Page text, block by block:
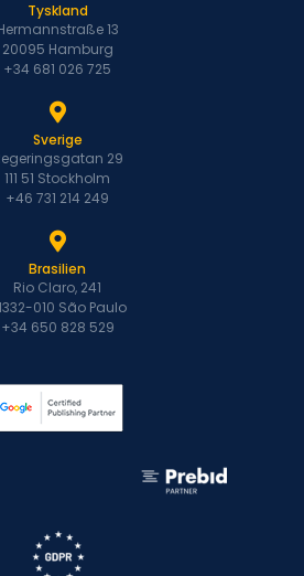
Tyskland
13
20095 Hamburg
+34 681 026 725
Sverige
29
111 51 Stockholm
+46 731 214 249
Brasilien
Rio Claro, 241
010 São Paulo
+34 650 828 529